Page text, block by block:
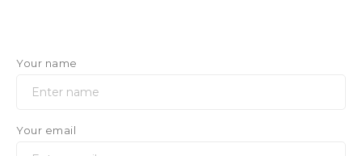
Your name
Your email